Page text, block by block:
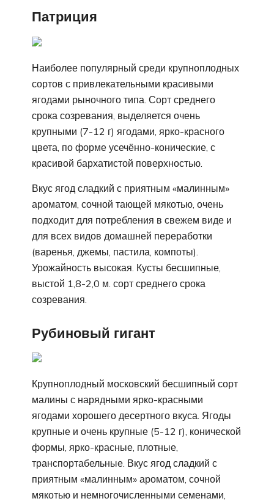
Патриция
Наиболее популярный среди крупноплодных
сортов с привлекательными красивыми
ягодами рыночного типа. Сорт среднего
срока созревания, выделяется очень
крупными (7-12 г) ягодами, ярко-красного
цвета, по форме усечённо-конические, с
красивой бархатистой поверхностью.
Вкус ягод сладкий с приятным «малинным»
ароматом, сочной тающей мякотью, очень
подходит для потребления в свежем виде и
для всех видов домашней переработки
(варенья, джемы, пастила, компоты).
Урожайность высокая. Кусты бесшипные,
выстой 1,8-2,0 м. сорт среднего срока
созревания.
Рубиновый гигант
Крупноплодный московский бесшипный сорт
малины с нарядными ярко-красными
ягодами хорошего десертного вкуса. Ягоды
крупные и очень крупные (5-12 г), конической
формы, ярко-красные, плотные,
транспортабельные. Вкус ягод сладкий с
приятным «малинным» ароматом, сочной
мякотью и немногочисленными семенами,